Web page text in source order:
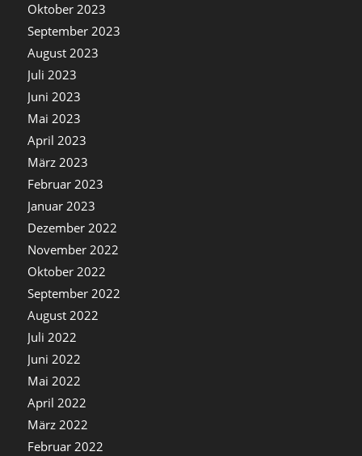
Oktober 2023
September 2023
August 2023
Juli 2023
Juni 2023
Mai 2023
April 2023
März 2023
Februar 2023
Januar 2023
Dezember 2022
November 2022
Oktober 2022
September 2022
August 2022
Juli 2022
Juni 2022
Mai 2022
April 2022
März 2022
Februar 2022